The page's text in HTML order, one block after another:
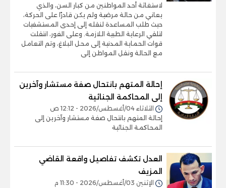
لاستغاثة أحد المواطنين من كبار السن، والذي
يعاني من حالة مرضية ولم يكن قادرًا على الحركة،
حيث طلب المساعدة لنقله إلى إحدى المستشفيات
لتلقي الرعاية الطبية اللازمة. وعلى الفور، انتقلت
قوات الحماية المدنية إلى محل البلاغ، وتم التعامل
مع الحالة ونقل المواطن إلى
إحالة المتهم بانتحال صفة مستشار وآخرين
إلى المحاكمة الجنائية
الثلاثاء 04/أغسطس/2026 - 12:12 ص
إحالة المتهم بانتحال صفة مستشار وآخرين إلى
المحاكمة الجنائية
العدل تكشف تفاصيل واقعة القاضي
المزيف
الإثنين 03/أغسطس/2026 - 11:30 م